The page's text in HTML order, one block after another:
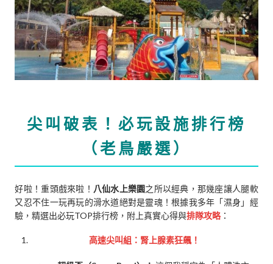
尖叫破表！必玩設施排行榜
（老鳥嚴選）
好啦！重頭戲來啦！ 八仙水上樂園之所以經典，那幾座讓人腿軟
又忍不住一玩再玩的滑水道絕對是靈魂！根據我多年「濕身」經
驗，精選出必玩TOP排行榜，附上真實心得與排隊攻略：
高速尖叫組：腎上腺素狂飆！